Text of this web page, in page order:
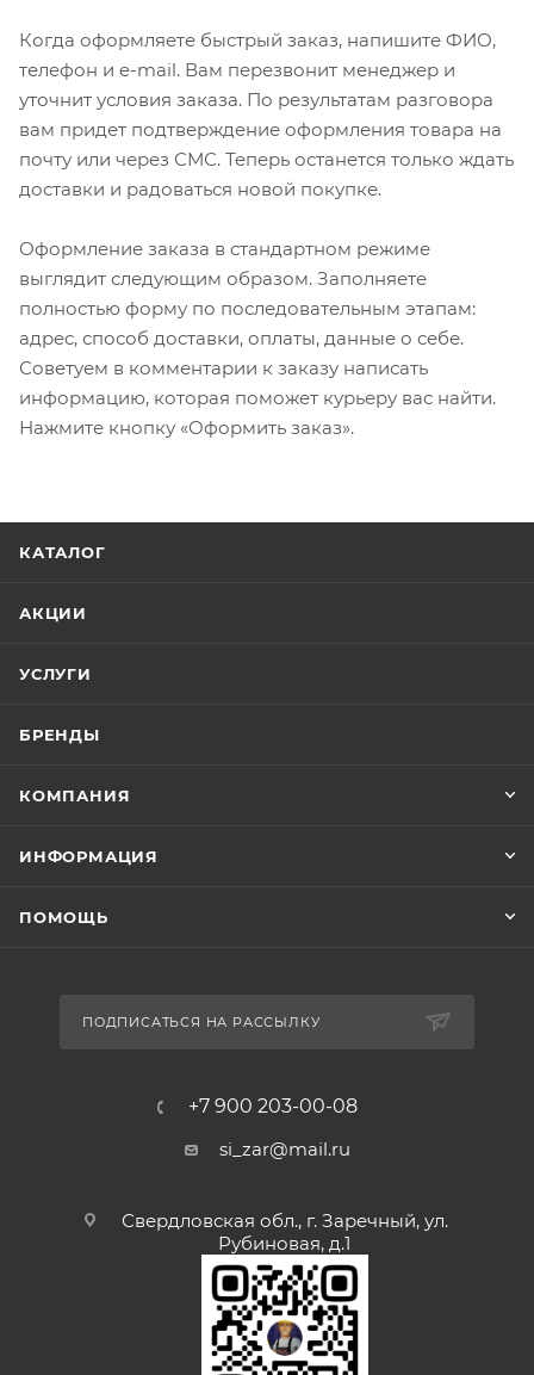
Когда оформляете быстрый заказ, напишите ФИО,
телефон и e-mail. Вам перезвонит менеджер и
уточнит условия заказа. По результатам разговора
вам придет подтверждение оформления товара на
почту или через СМС. Теперь останется только ждать
доставки и радоваться новой покупке.
Оформление заказа в стандартном режиме
выглядит следующим образом. Заполняете
полностью форму по последовательным этапам:
адрес, способ доставки, оплаты, данные о себе.
Советуем в комментарии к заказу написать
информацию, которая поможет курьеру вас найти.
Нажмите кнопку «Оформить заказ».
КАТАЛОГ
АКЦИИ
УСЛУГИ
БРЕНДЫ
КОМПАНИЯ
ИНФОРМАЦИЯ
ПОМОЩЬ
ПОДПИСАТЬСЯ НА РАССЫЛКУ
+7 900 203-00-08
si_zar@mail.ru
Свердловская обл., г. Заречный, ул.
Рубиновая, д.1